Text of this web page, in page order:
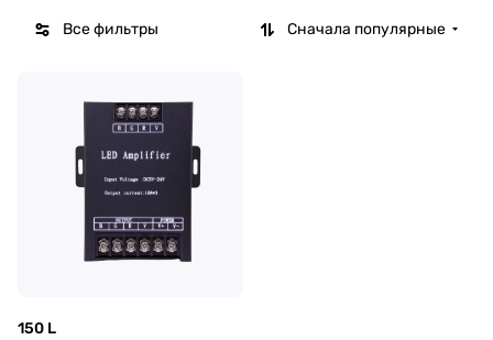
Все фильтры Сначала популярные
150 L